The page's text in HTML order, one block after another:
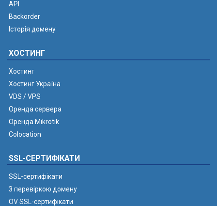
API
Backorder
Історія домену
ХОСТИНГ
Хостинг
Хостинг Україна
VDS / VPS
Оренда сервера
Оренда Mikrotik
Colocation
SSL-СЕРТИФІКАТИ
SSL-сертифікати
З перевіркою домену
OV SSL-сертифікати